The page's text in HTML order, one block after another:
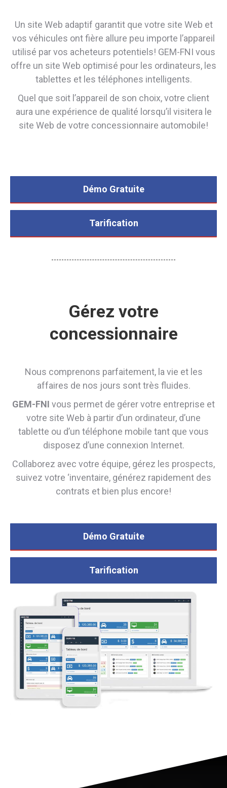
Un site Web adaptif garantit que votre site Web et
vos véhicules ont fière allure peu importe l’appareil
utilisé par vos acheteurs potentiels! GEM-FNI vous
offre un site Web optimisé pour les ordinateurs, les
tablettes et les téléphones intelligents.
Quel que soit l’appareil de son choix, votre client
aura une expérience de qualité lorsqu’il visitera le
site Web de votre concessionnaire automobile!
Démo Gratuite
Tarification
Gérez votre
concessionnaire
Nous comprenons parfaitement, la vie et les
affaires de nos jours sont très fluides.
GEM-FNI vous permet de gérer votre entreprise et
votre site Web à partir d’un ordinateur, d’une
tablette ou d’un téléphone mobile tant que vous
disposez d’une connexion Internet.
Collaborez avec votre équipe, gérez les prospects,
suivez votre ‘inventaire, générez rapidement des
contrats et bien plus encore!
Démo Gratuite
Tarification